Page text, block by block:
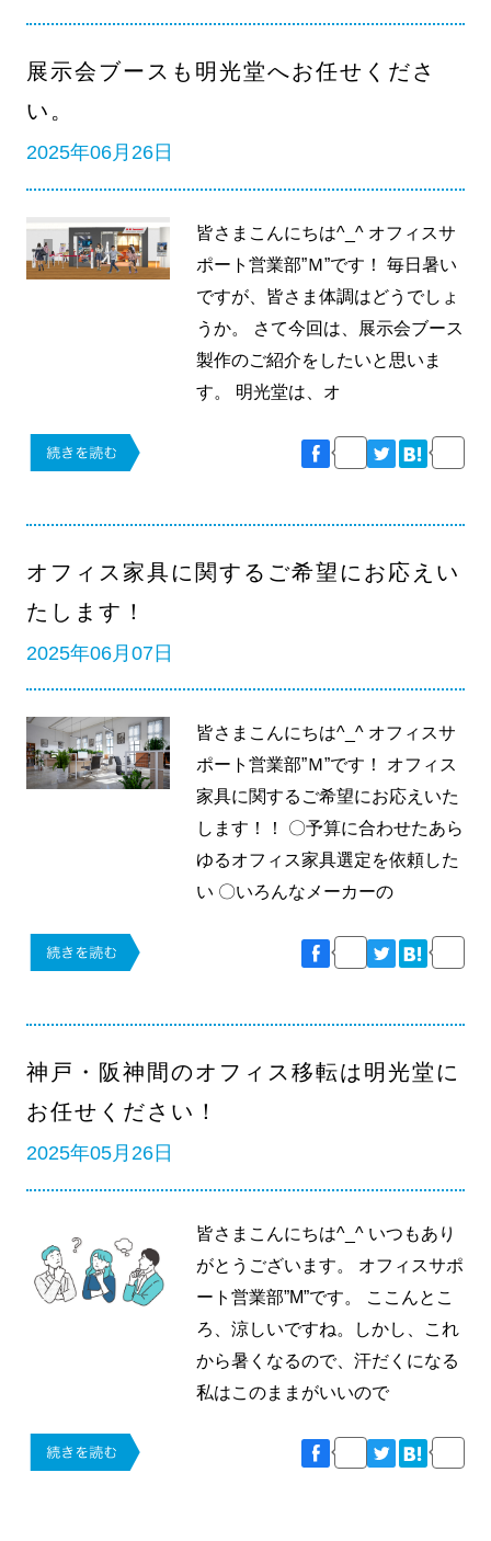
展示会ブースも明光堂へお任せくださ
い。
2025年06月26日
皆さまこんにちは^_^ オフィスサ
ポート営業部”Ｍ”です！ 毎日暑い
ですが、皆さま体調はどうでしょ
うか。 さて今回は、展示会ブース
製作のご紹介をしたいと思いま
す。 明光堂は、オ
オフィス家具に関するご希望にお応えい
たします！
2025年06月07日
皆さまこんにちは^_^ オフィスサ
ポート営業部”Ｍ”です！ オフィス
家具に関するご希望にお応えいた
します！！ 〇予算に合わせたあら
ゆるオフィス家具選定を依頼した
い 〇いろんなメーカーの
神戸・阪神間のオフィス移転は明光堂に
お任せください！
2025年05月26日
皆さまこんにちは^_^ いつもあり
がとうございます。 オフィスサポ
ート営業部”M”です。 ここんとこ
ろ、涼しいですね。しかし、これ
から暑くなるので、汗だくになる
私はこのままがいいので